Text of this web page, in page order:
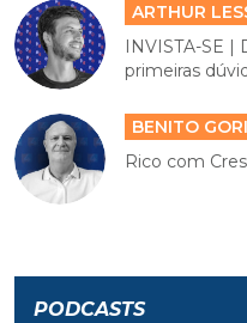
ARTHUR
INVISTA-SE
primeiras
BENITO
Rico com
PODCASTS